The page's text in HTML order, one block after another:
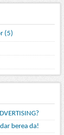
(5)
berea da!